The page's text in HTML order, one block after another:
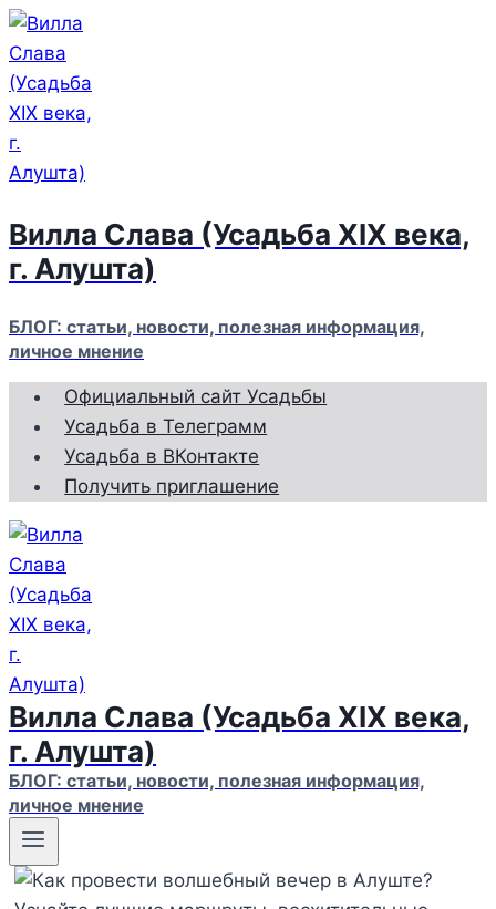
Перейти
к
содержимому
Вилла Слава (Усадьба XIX века,
г. Алушта)
БЛОГ: статьи, новости, полезная информация,
личное мнение
Официальный сайт Усадьбы
Усадьба в Телеграмм
Усадьба в ВКонтакте
Получить приглашение
Вилла Слава (Усадьба XIX века,
г. Алушта)
БЛОГ: статьи, новости, полезная информация,
личное мнение